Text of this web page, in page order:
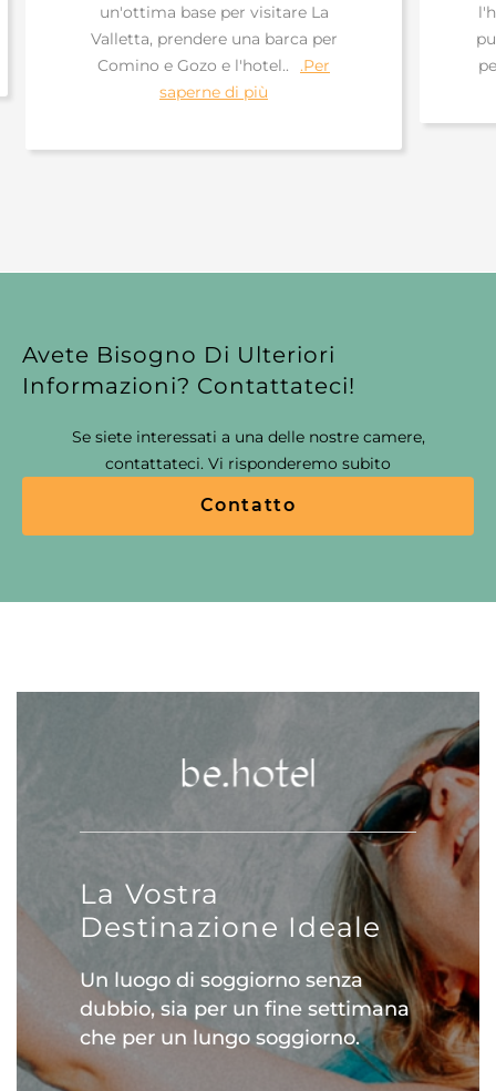
un'ottima base per visitare La
Valletta, prendere una barca per
Comino e Gozo e l'hotel..
.Per
saperne di più
Avete Bisogno Di Ulteriori
Informazioni? Contattateci!
Se siete interessati a una delle nostre camere,
contattateci. Vi risponderemo subito
Contatto
La Vostra
Destinazione Ideale
Un luogo di soggiorno senza
dubbio, sia per un fine settimana
che per un lungo soggiorno.